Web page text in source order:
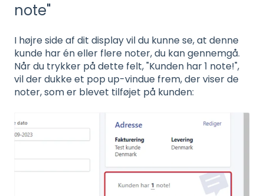
note"
I højre side af dit display vil du kunne se, at denne
kunde har én eller flere noter, du kan gennemgå.
Når du trykker på dette felt, "Kunden har 1 note!",
vil der dukke et pop up-vindue frem, der viser de
noter, som er blevet tilføjet på kunden: